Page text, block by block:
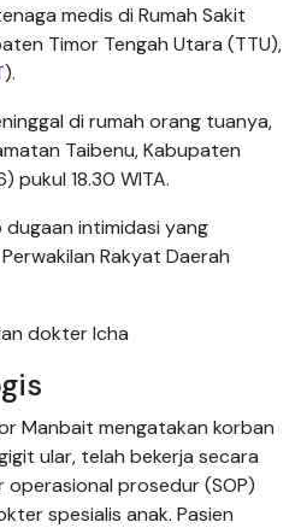
medis di Rumah Sakit
Timor Tengah Utara (TTU),
).
di rumah orang tuanya,
Taibenu, Kabupaten
pukul 18.30 WITA.
intimidasi yang
Rakyat Daerah
dokter Icha
Manbait mengatakan korban
ular, telah bekerja secara
prosedur (SOP)
spesialis anak. Pasien